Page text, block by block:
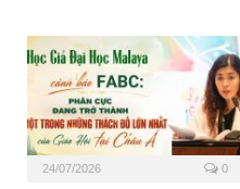
24/07/2026 0